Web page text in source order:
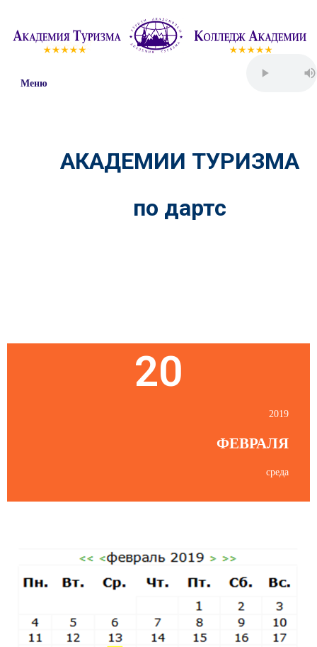
Меню
АКАДЕМИИ ТУРИЗМА
по дартс
20
2019
ФЕВРАЛЯ
среда